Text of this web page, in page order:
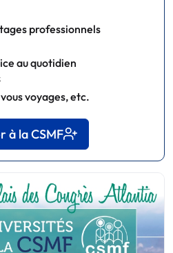
professionnels
au quotidien
voyages, etc.
à la CSMF